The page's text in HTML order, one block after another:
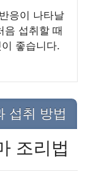
응이 나타날
음 섭취할 때
좋습니다.
섭취 방법
조리법